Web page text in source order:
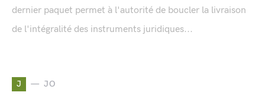
dernier paquet permet à l'autorité de boucler la livraison
de l'intégralité des instruments juridiques...
J JO